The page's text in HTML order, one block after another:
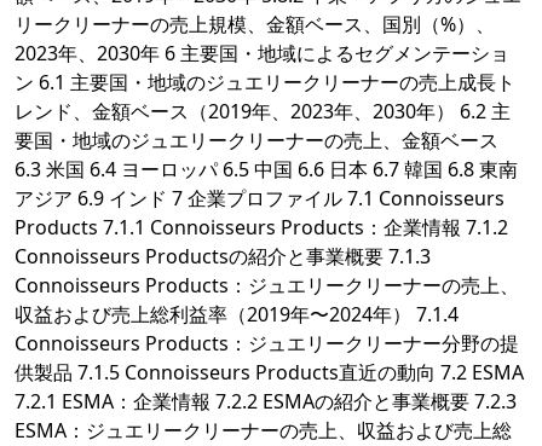
リークリーナーの売上規模、金額ベース、国別（%）、
2023年、2030年 6 主要国・地域によるセグメンテーショ
ン 6.1 主要国・地域のジュエリークリーナーの売上成長ト
レンド、金額ベース（2019年、2023年、2030年） 6.2 主
要国・地域のジュエリークリーナーの売上、金額ベース
6.3 米国 6.4 ヨーロッパ 6.5 中国 6.6 日本 6.7 韓国 6.8 東南
アジア 6.9 インド 7 企業プロファイル 7.1 Connoisseurs
Products 7.1.1 Connoisseurs Products：企業情報 7.1.2
Connoisseurs Productsの紹介と事業概要 7.1.3
Connoisseurs Products：ジュエリークリーナーの売上、
収益および売上総利益率（2019年〜2024年） 7.1.4
Connoisseurs Products：ジュエリークリーナー分野の提
供製品 7.1.5 Connoisseurs Products直近の動向 7.2 ESMA
7.2.1 ESMA：企業情報 7.2.2 ESMAの紹介と事業概要 7.2.3
ESMA：ジュエリークリーナーの売上、収益および売上総